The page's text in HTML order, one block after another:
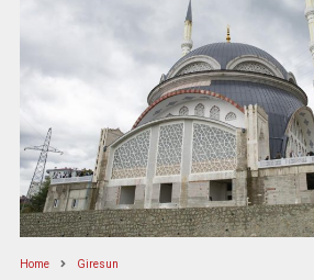
Home Giresun